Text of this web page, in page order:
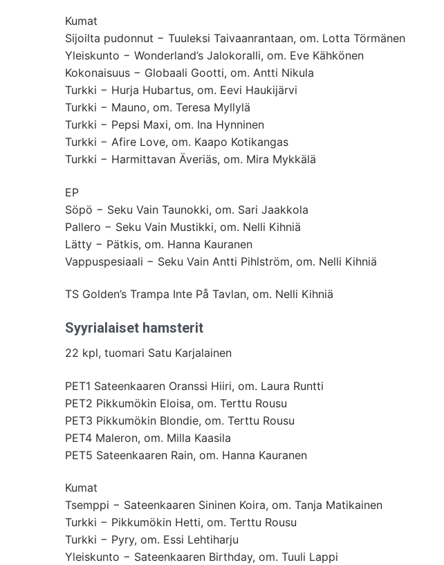
Kumat
Sijoilta pudonnut − Tuuleksi Taivaanrantaan, om. Lotta Törmänen
Yleiskunto − Wonderland’s Jalokoralli, om. Eve Kähkönen
Kokonaisuus − Globaali Gootti, om. Antti Nikula
Turkki − Hurja Hubartus, om. Eevi Haukijärvi
Turkki − Mauno, om. Teresa Myllylä
Turkki − Pepsi Maxi, om. Ina Hynninen
Turkki − Afire Love, om. Kaapo Kotikangas
Turkki − Harmittavan Äveriäs, om. Mira Mykkälä
EP
Söpö − Seku Vain Taunokki, om. Sari Jaakkola
Pallero − Seku Vain Mustikki, om. Nelli Kihniä
Lätty − Pätkis, om. Hanna Kauranen
Vappuspesiaali − Seku Vain Antti Pihlström, om. Nelli Kihniä
TS Golden’s Trampa Inte På Tavlan, om. Nelli Kihniä
Syyrialaiset hamsterit
22 kpl, tuomari Satu Karjalainen
PET1 Sateenkaaren Oranssi Hiiri, om. Laura Runtti
PET2 Pikkumökin Eloisa, om. Terttu Rousu
PET3 Pikkumökin Blondie, om. Terttu Rousu
PET4 Maleron, om. Milla Kaasila
PET5 Sateenkaaren Rain, om. Hanna Kauranen
Kumat
Tsemppi − Sateenkaaren Sininen Koira, om. Tanja Matikainen
Turkki − Pikkumökin Hetti, om. Terttu Rousu
Turkki − Pyry, om. Essi Lehtiharju
Yleiskunto − Sateenkaaren Birthday, om. Tuuli Lappi